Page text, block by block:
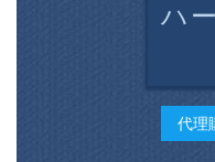
ハ
代理